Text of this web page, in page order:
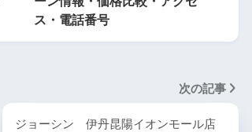
ス・電話番号
次の記事
ジョーシン 伊丹昆陽イオンモール店